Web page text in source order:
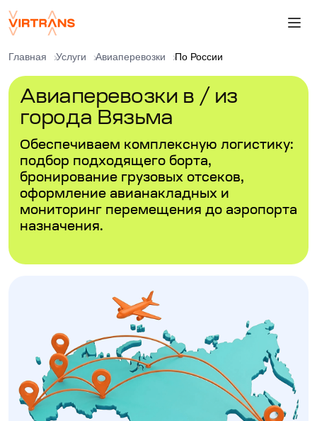
Главная Услуги Авиаперевозки По России
Авиаперевозки в / из
города Вязьма
Обеспечиваем комплексную логистику:
подбор подходящего борта,
бронирование грузовых отсеков,
оформление авианакладных и
мониторинг перемещения до аэропорта
назначения.